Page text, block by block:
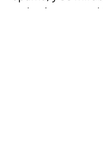
Trabajé en una